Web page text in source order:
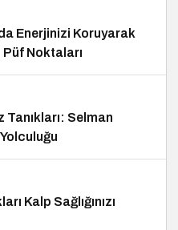
Enerjinizi Koruyarak
Püf Noktaları
Tanıkları: Selman
Kalp Sağlığınızı